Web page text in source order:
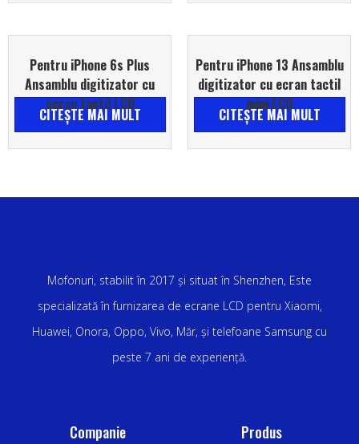
Pentru iPhone 6s Plus
Ansamblu digitizator cu
ecran tactil LCD
CITEŞTE MAI MULT
Pentru iPhone 13 Ansamblu
digitizator cu ecran tactil
mini LCD
CITEŞTE MAI MULT
Mofonuri, stabilit în 2017 și situat în Shenzhen, Este
specializată în furnizarea de ecrane LCD pentru Xiaomi,
Huawei, Onora, Oppo, Vivo, Măr, și telefoane Samsung cu
peste 7 ani de experiență.
Companie Produs